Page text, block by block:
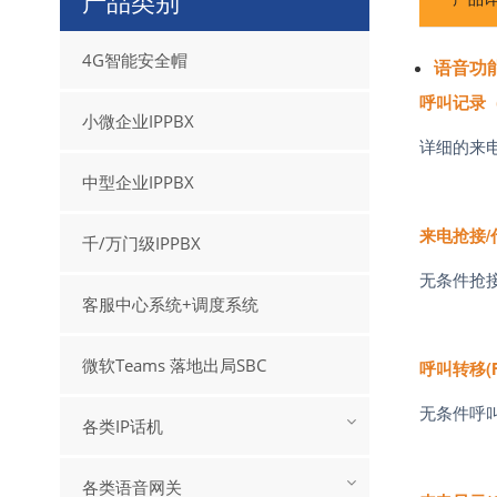
语音功
呼叫记录
详细的来
来电抢接/
无条件抢
呼叫转移
无条件呼
4G智能安全帽
小微企业IPPBX
中型企业IPPBX
千/万门级IPPBX
客服中心系统+调度系统
微软Teams 落地出局SBC
各类IP话机
各类语音网关